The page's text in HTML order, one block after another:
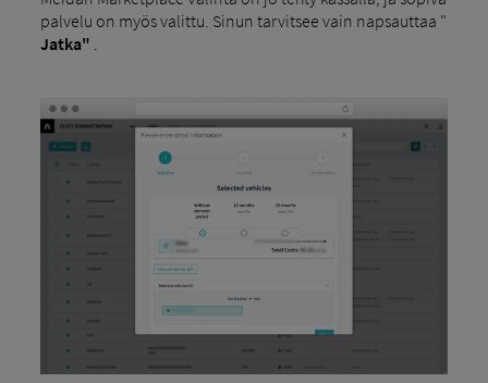
palvelu on myös valittu. Sinun tarvitsee vain napsauttaa "
Jatka"